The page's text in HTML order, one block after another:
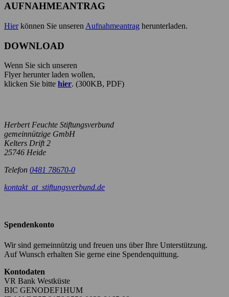
AUFNAHMEANTRAG
Hierkönnen Sie unseren Aufnahmeantrag herunterladen.
DOWNLOAD
Wenn Sie sich unseren
Flyer herunter laden wollen,
klicken Sie bitte hier. (300KB, PDF)
Herbert Feuchte Stiftungsverbund
gemeinnützige GmbH
Kelters Drift 2
25746 Heide
Telefon 0481 78670-0
kontakt_at_ stiftungsverbund.de
Spendenkonto
Wir sind gemeinnützig und freuen uns über Ihre Unterstützung.
Auf Wunsch erhalten Sie gerne eine Spendenquittung.
Kontodaten
VR Bank Westküste
BIC GENODEF1HUM